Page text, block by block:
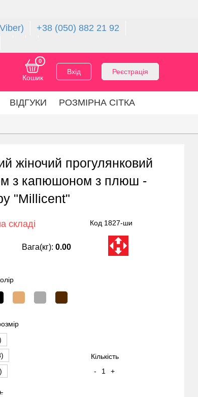
+38 (050) 882 21 92
Реєстрація
Вхід
Кошик
0
ВІДГУКИ РОЗМІРНА СІТКА
жіночий прогулянковий
з капюшоном з плюш -
"Millicent"
складі Код 1827-ши
Вага(кг):0.00
Кількість
-
1 +